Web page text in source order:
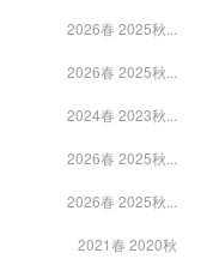
2026春 2025秋...
2026春 2025秋...
2024春 2023秋...
2026春 2025秋...
2026春 2025秋...
2021春 2020秋